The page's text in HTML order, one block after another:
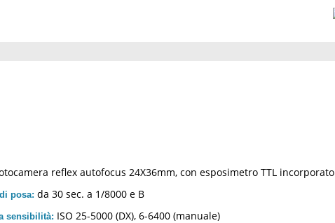
reflex autofocus 24X36mm, con esposimetro TTL incorporato
posa: da 30 sec. a 1/8000 e B
sensibilità: ISO 25-5000 (DX), 6-6400 (manuale)